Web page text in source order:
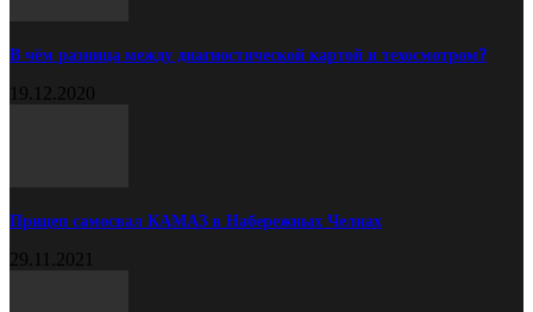
В чём разница между диагностической картой и техосмотром?
19.12.2020
Прицеп самосвал КАМАЗ в Набережных Челнах
29.11.2021